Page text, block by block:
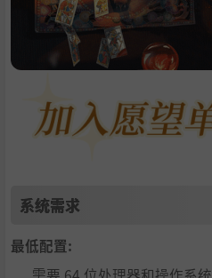
系统需求
最低配置:
需要 64 位处理器和操作系统